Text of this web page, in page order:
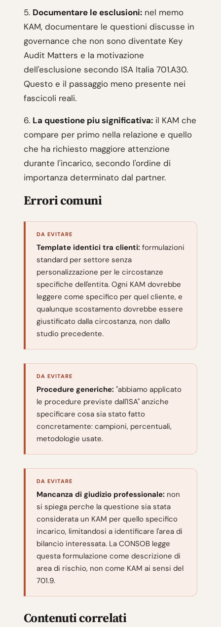
5. Documentare le esclusioni: nel memo
KAM, documentare le questioni discusse in
governance che non sono diventate Key
Audit Matters e la motivazione
dell'esclusione secondo ISA Italia 701.A30.
Questo e il passaggio meno presente nei
fascicoli reali.
6. La questione piu significativa: il KAM che
compare per primo nella relazione e quello
che ha richiesto maggiore attenzione
durante l'incarico, secondo l'ordine di
importanza determinato dal partner.
Errori comuni
DA EVITARE
Template identici tra clienti: formulazioni
standard per settore senza
personalizzazione per le circostanze
specifiche dell'entita. Ogni KAM dovrebbe
leggere come specifico per quel cliente, e
qualunque scostamento dovrebbe essere
giustificato dalla circostanza, non dallo
studio precedente.
DA EVITARE
Procedure generiche: "abbiamo applicato
le procedure previste dall'ISA" anziche
specificare cosa sia stato fatto
concretamente: campioni, percentuali,
metodologie usate.
DA EVITARE
Mancanza di giudizio professionale: non
si spiega perche la questione sia stata
considerata un KAM per quello specifico
incarico, limitandosi a identificare l'area di
bilancio interessata. La CONSOB legge
questa formulazione come descrizione di
area di rischio, non come KAM ai sensi del
701.9.
Contenuti correlati